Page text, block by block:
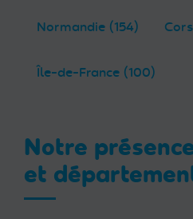
Normandie (154)
Île-de-France (100)
Notre
et